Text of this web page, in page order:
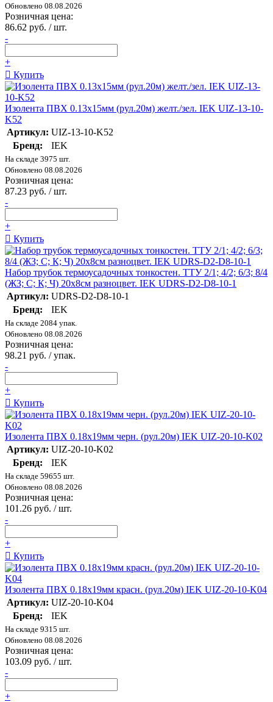
Обновлено 08.08.2026
Розничная цена:
86.62 руб. / шт.
-
+
Купить
Изолента ПВХ 0.13х15мм (рул.20м) желт./зел. IEK UIZ-13-10-
K52
Артикул: UIZ-13-10-K52
Бренд:
IEK
На складе 3975 шт.
Обновлено 08.08.2026
Розничная цена:
87.23 руб. / шт.
-
+
Купить
Набор трубок термоусадочных тонкостен. ТТУ 2/1; 4/2; 6/3; 8/4
(ЖЗ; С; К; Ч) 20х8см разноцвет. IEK UDRS-D2-D8-10-1
Артикул: UDRS-D2-D8-10-1
Бренд:
IEK
На складе 2084 упак.
Обновлено 08.08.2026
Розничная цена:
98.21 руб. / упак.
-
+
Купить
Изолента ПВХ 0.18х19мм черн. (рул.20м) IEK UIZ-20-10-K02
Артикул: UIZ-20-10-K02
Бренд:
IEK
На складе 59655 шт.
Обновлено 08.08.2026
Розничная цена:
101.26 руб. / шт.
-
+
Купить
Изолента ПВХ 0.18х19мм красн. (рул.20м) IEK UIZ-20-10-K04
Артикул: UIZ-20-10-K04
Бренд:
IEK
На складе 9315 шт.
Обновлено 08.08.2026
Розничная цена:
103.09 руб. / шт.
-
+